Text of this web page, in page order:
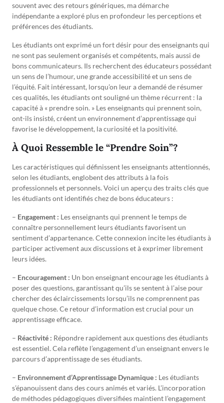
souvent avec des retours génériques, ma démarche
indépendante a exploré plus en profondeur les perceptions et
préférences des étudiants.
Les étudiants ont exprimé un fort désir pour des enseignants qui
ne sont pas seulement organisés et compétents, mais aussi de
bons communicateurs. Ils recherchent des éducateurs possédant
un sens de l’humour, une grande accessibilité et un sens de
l’équité. Fait intéressant, lorsqu’on leur a demandé de résumer
ces qualités, les étudiants ont souligné un thème récurrent : la
capacité à « prendre soin. » Les enseignants qui prennent soin,
ont-ils insisté, créent un environnement d’apprentissage qui
favorise le développement, la curiosité et la positivité.
À Quoi Ressemble le “Prendre Soin”?
Les caractéristiques qui définissent les enseignants attentionnés,
selon les étudiants, englobent des attributs à la fois
professionnels et personnels. Voici un aperçu des traits clés que
les étudiants ont identifiés chez de bons éducateurs :
– Engagement : Les enseignants qui prennent le temps de
connaître personnellement leurs étudiants favorisent un
sentiment d’appartenance. Cette connexion incite les étudiants à
participer activement aux discussions et à exprimer librement
leurs idées.
– Encouragement : Un bon enseignant encourage les étudiants à
poser des questions, garantissant qu’ils se sentent à l’aise pour
chercher des éclaircissements lorsqu’ils ne comprennent pas
quelque chose. Ce retour d’information est crucial pour un
apprentissage efficace.
– Réactivité : Répondre rapidement aux questions des étudiants
est essentiel. Cela reflète l’engagement d’un enseignant envers le
parcours d’apprentissage de ses étudiants.
– Environnement d’Apprentissage Dynamique : Les étudiants
s’épanouissent dans des cours animés et variés. L’incorporation
de méthodes pédagogiques diversifiées maintient l’engagement